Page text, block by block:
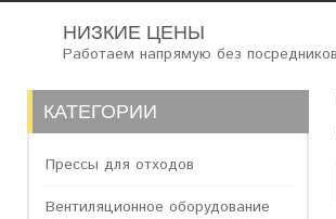
НИЗКИЕ ЦЕНЫ
Работаем напрямую без
КАТЕГОРИИ
Прессы для отходов
Вентиляционное оборудование